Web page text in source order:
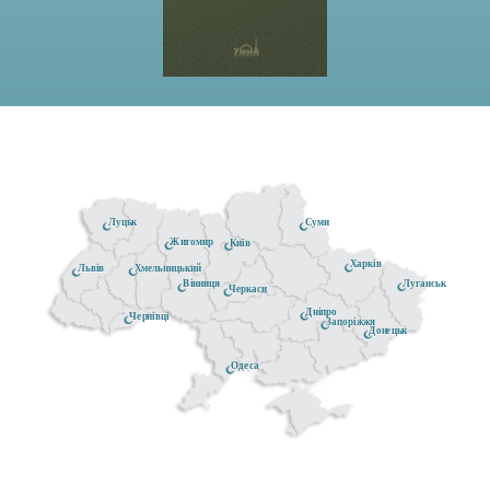
Донецьк
Житомир
Черкаси
Чернівці
Київ
Луганськ
Хмельницький
Луцьк
Дніпро
Одеса
Суми
Вінниця
Запоріжжя
Львів Харків